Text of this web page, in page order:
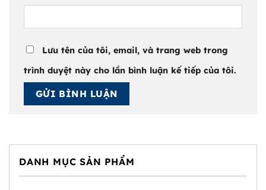
DANH MỤC SẢN PHẨM
Lưu tên của tôi, email, và trang web trong
trình duyệt này cho lần bình luận kế tiếp của tôi.